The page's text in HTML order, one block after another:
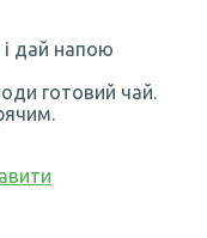
і дай напою
готовий чай.